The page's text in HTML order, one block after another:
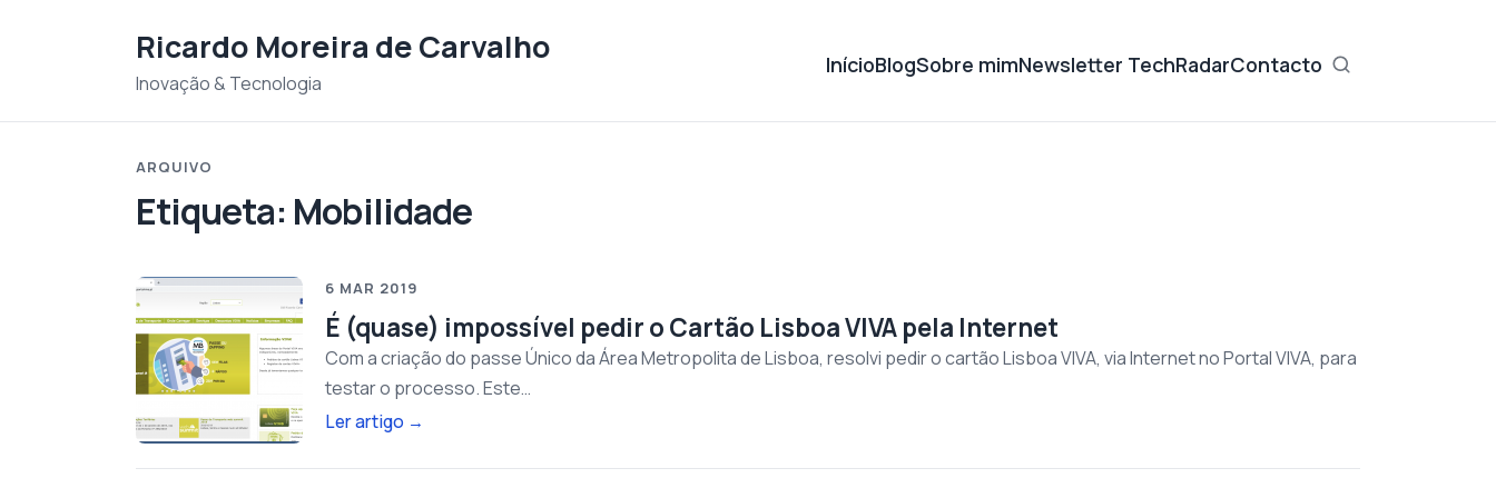
Ricardo Moreira de Carvalho
Inovação & Tecnologia
InícioBlogSobre mimNewsletter TechRadarContacto
ARQUIVO
Etiqueta: Mobilidade
6 MAR 2019
É (quase) impossível pedir o Cartão Lisboa VIVA pela Internet
Com a criação do passe Único da Área Metropolita de Lisboa, resolvi pedir o cartão Lisboa VIVA, via Internet no Portal VIVA, para
testar o processo. Este…
Ler artigo →